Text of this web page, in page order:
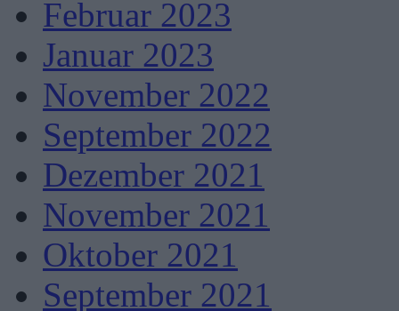
Februar 2023
Januar 2023
November 2022
September 2022
Dezember 2021
November 2021
Oktober 2021
September 2021